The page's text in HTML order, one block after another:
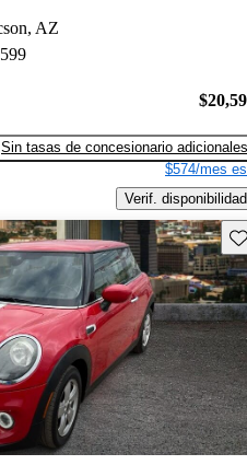
AZ
Sin tasas de concesionario adicionales
$574/mes
Verif. disponibilidad